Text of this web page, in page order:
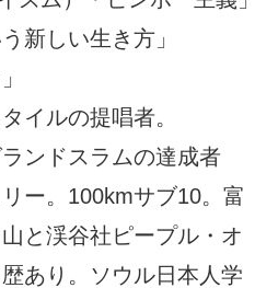
新しい生き方」
イルの提唱者。
ンドスラムの達成者
ー。100kmサブ10。富
と渓谷社ピープル・オ
あり。ソウル日本人学